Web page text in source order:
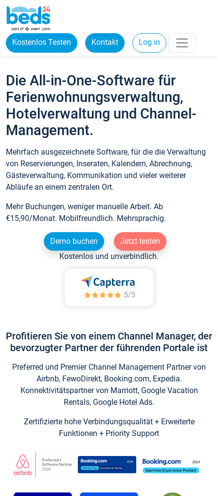
Kostenlos Testen Kontakt Log in
Die All-in-One-Software für
Ferienwohnungsverwaltung,
Hotelverwaltung und Channel-
Management.
Mehrfach ausgezeichnete Software, für die die Verwaltung
von Reservierungen, Inseraten, Kalendern, Abrechnung,
Gästeverwaltung, Kommunikation und vieler weiterer
Abläufe an einem zentralen Ort.
Mehr Buchungen, weniger manuelle Arbeit. Ab
€15,90/Monat. Mobilfreundlich. Mehrsprachig.
Demo buchen
Jetzt testen
Kostenlos und unverbindlich.
Profitieren Sie von einem Channel Manager, der
bevorzugter Partner der führenden Portale ist
Preferred und Premier Channel Management Partner von
Airbnb, FewoDirekt, Booking.com, Expedia.
Konnektivitätspartner von Marriott, Google Vacation
Rentals, Google Hotel Ads.
Zertifizierte hohe Verbindungsqualität + Erweiterte
Funktionen + Priority Support